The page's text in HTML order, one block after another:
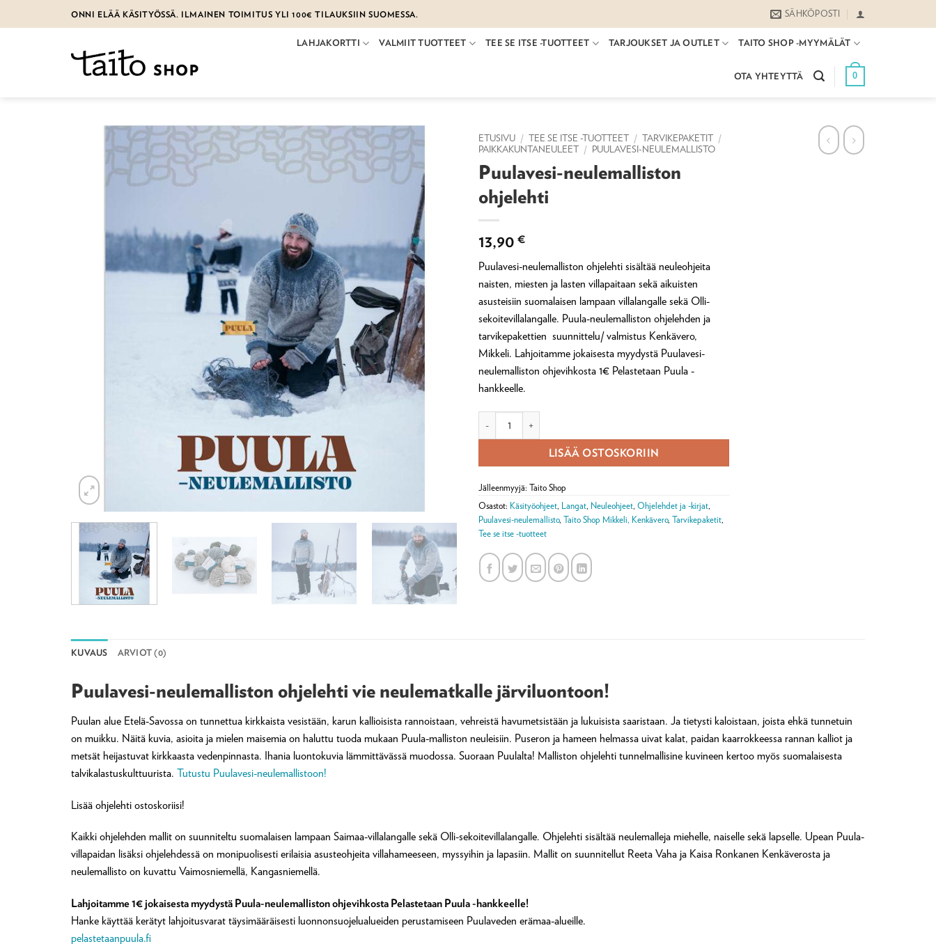
to
ONNI ELÄÄ KÄSITYÖSSÄ. ILMAINEN TOIMITUS YLI 100€ TILAUKSIIN SUOMESSA. SÄHKÖPOSTI
LAHJAKORTTI VALMIIT TUOTTEET TEE SE ITSE -TUOTTEET TARJOUKSET JA OUTLET TAITO SHOP -MYYMÄLÄT
OTA YHTEYTTÄ 0
ETUSIVU / TEE SE ITSE -TUOTTEET / TARVIKEPAKETIT /
PAIKKAKUNTANEULEET / PUULAVESI-NEULEMALLISTO
Puulavesi-neulemalliston
ohjelehti
13,90 €
Puulavesi-neulemalliston ohjelehti sisältää neuleohjeita
naisten, miesten ja lasten villapaitaan sekä aikuisten
asusteisiin suomalaisen lampaan villalangalle sekä Olli-
sekoitevillalangalle. Puula-neulemalliston ohjelehden ja
tarvikepakettien suunnittelu/ valmistus Kenkävero,
Mikkeli. Lahjoitamme jokaisesta myydystä Puulavesi-
neulemalliston ohjevihkosta 1€ Pelastetaan Puula -
hankkeelle.
LISÄÄ OSTOSKORIIN
Jälleenmyyjä: Taito Shop
Osastot: Käsityöohjeet, Langat, Neuleohjeet, Ohjelehdet ja -kirjat,
Puulavesi-neulemallisto, Taito Shop Mikkeli, Kenkävero, Tarvikepaketit,
Tee se itse -tuotteet
KUVAUS ARVIOT (0)
Puulavesi-neulemalliston ohjelehti vie neulematkalle järviluontoon!
Puulan alue Etelä-Savossa on tunnettua kirkkaista vesistään, karun kallioisista rannoistaan, vehreistä havumetsistään ja lukuisista saaristaan. Ja tietysti kaloistaan, joista ehkä tunnetuin
on muikku. Näitä kuvia, asioita ja mielen maisemia on haluttu tuoda mukaan Puula-malliston neuleisiin. Puseron ja hameen helmassa uivat kalat, paidan kaarrokkeessa rannan kalliot ja
metsät heijastuvat kirkkaasta vedenpinnasta. Ihania luontokuvia lämmittävässä muodossa. Suoraan Puulalta! Malliston ohjelehti tunnelmallisine kuvineen kertoo myös suomalaisesta
talvikalastuskulttuurista. Tutustu Puulavesi-neulemallistoon!
Lisää ohjelehti ostoskoriisi!
Kaikki ohjelehden mallit on suunniteltu suomalaisen lampaan Saimaa-villalangalle sekä Olli-sekoitevillalangalle. Ohjelehti sisältää neulemalleja miehelle, naiselle sekä lapselle. Upean Puula-
villapaidan lisäksi ohjelehdessä on monipuolisesti erilaisia asusteohjeita villahameeseen, myssyihin ja lapasiin. Mallit on suunnitellut Reeta Vaha ja Kaisa Ronkanen Kenkäverosta ja
neulemallisto on kuvattu Vaimosniemellä, Kangasniemellä.
Lahjoitamme 1€ jokaisesta myydystä Puula-neulemalliston ohjevihkosta Pelastetaan Puula -hankkeelle!
Hanke käyttää kerätyt lahjoitusvarat täysimääräisesti luonnonsuojelualueiden perustamiseen Puulaveden erämaa-alueille.
pelastetaanpuula.fi